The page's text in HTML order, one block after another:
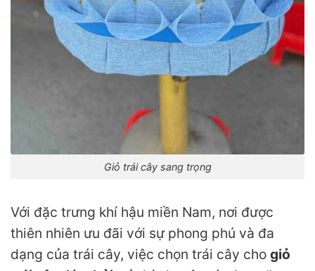
Giỏ trái cây sang trọng
Với đặc trưng khí hậu miền Nam, nơi được
thiên nhiên ưu đãi với sự phong phú và đa
dạng của trái cây, việc chọn trái cây cho giỏ